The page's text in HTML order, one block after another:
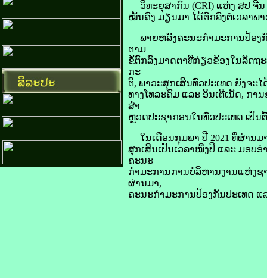
ວິທະຍຸ​ສາກົນ (CRI) ແຫ່ງ ​ສປ ຈີນ
ໝັ້ນຄົງ ມຽນ​ມາ ໄດ້​ຕົກລົງ​ຕໍ່​ເວລາ​ພ
ພາຍຫລັງ​ຄະນະ​ກຳມະການປ້ອງ​ກັ
ຕາມ
ຂໍ້​ຕົກລົງ​ມາດຕາ​ທີ່​ກ່ຽວຂ້ອງ​ໃນ​ລັດ​ຖ
ກະ
ຕິ, ພາວະ​ສຸກ​ເສີນ​ທົ່ວ​ປະເທດ ຍັງ​ຈະ​
ທາງ​ໂທລະ​ຄົມ ແລະ ອິນ​ເຕີ​ເນັດ, ກ
ສຳ​
ຫຼວດ​ປະຊາກອນ​ໃນ​ທົ່ວ​ປະເທດ ເປັນ
ໃນ​ເດືອນ​ກຸມພາ ປີ 2021 ທີ່​ຜ່ານ​ມ
ສຸກ​ເສີນ​ເປັນ​ເວລາ​ໜຶ່ງ​ປີ ແລະ ມອບ​ອ
ຄະນະ
ກຳມະການການ​ບໍລິຫານ​ງານແຫ່ງ​ຊ
ຜ່ານ​ມາ,
ຄະນະ​ກຳມະການ​ປ້ອງ​ກັນ​ປະເທດ